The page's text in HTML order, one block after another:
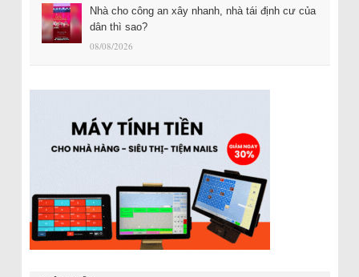
Nhà cho công an xây nhanh, nhà tái định cư của
dân thì sao?
08/08/2026